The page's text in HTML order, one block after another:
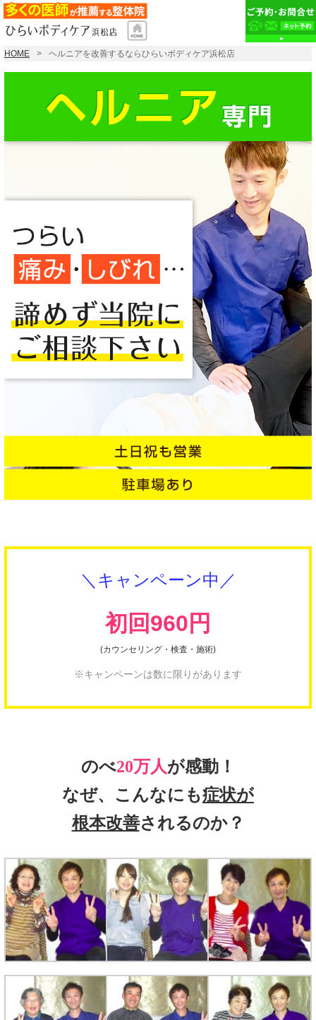
HOME ヘルニアを改善するならひらいボディケア浜松店
＼キャンペーン中／
初回960円
(カウンセリング・検査・施術)
※キャンペーンは数に限りがあります
のべ20万人が感動！
なぜ、こんなにも症状が
根本改善されるのか？